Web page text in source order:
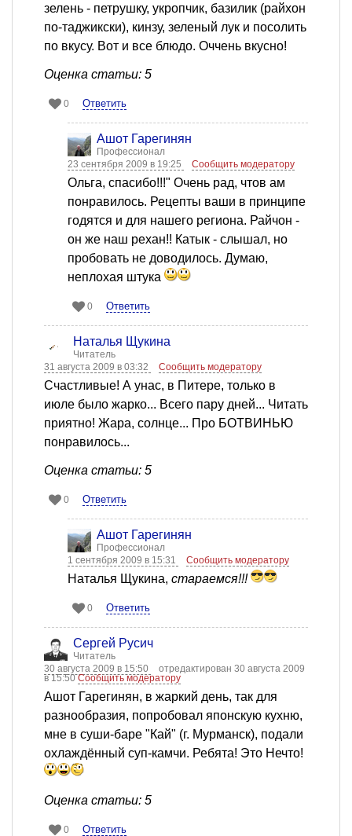
зелень - петрушку, укропчик, базилик (райхон
по-таджикски), кинзу, зеленый лук и посолить
по вкусу. Вот и все блюдо. Оччень вкусно!
Оценка статьи: 5
0 Ответить
Ашот Гарегинян
Профессионал
23 сентября 2009 в 19:25
Сообщить модератору
Ольга, спасибо!!!" Очень рад, чтов ам
понравилось. Рецепты ваши в принципе
годятся и для нашего региона. Райчон -
он же наш рехан!! Катык - слышал, но
пробовать не доводилось. Думаю,
неплохая штука
0 Ответить
Наталья Щукина
Читатель
31 августа 2009 в 03:32
Сообщить модератору
Счастливые! А унас, в Питере, только в
июле было жарко... Всего пару дней... Читать
приятно! Жара, солнце... Про БОТВИНЬЮ
понравилось...
Оценка статьи: 5
0 Ответить
Ашот Гарегинян
Профессионал
1 сентября 2009 в 15:31
Сообщить модератору
Наталья Щукина, стараемся!!!
0 Ответить
Сергей Русич
Читатель
30 августа 2009 в 15:50
отредактирован 30 августа 2009
в 15:50Сообщить модератору
Ашот Гарегинян, в жаркий день, так для
разнообразия, попробовал японскую кухню,
мне в суши-баре "Кай" (г. Мурманск), подали
охлаждённый суп-камчи. Ребята! Это Нечто!
Оценка статьи: 5
0 Ответить